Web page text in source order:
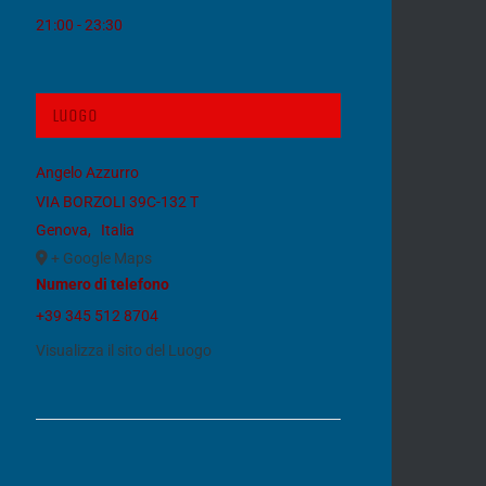
21:00 - 23:30
Luogo
Angelo Azzurro
VIA BORZOLI 39C-132 T
Genova,
Italia
+ Google Maps
Numero di telefono
+39 345 512 8704
Visualizza il sito del Luogo